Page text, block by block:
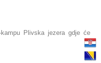
Plivska jezera gdje će